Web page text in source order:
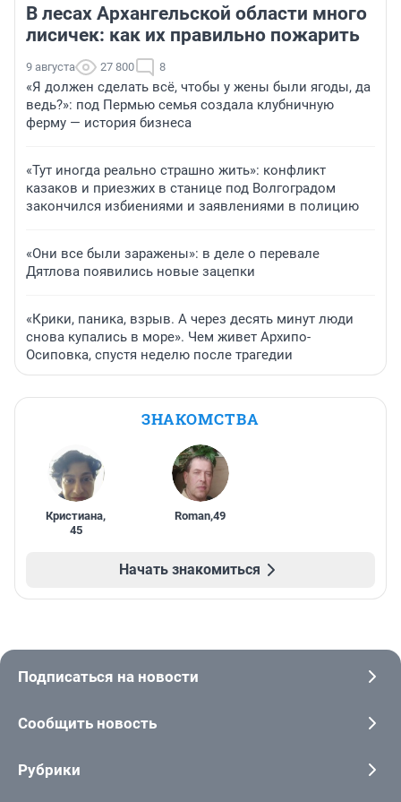
В лесах Архангельской области много
лисичек: как их правильно пожарить
9 августа 27 800 8
«Я должен сделать всё, чтобы у жены были ягоды, да
ведь?»: под Пермью семья создала клубничную
ферму — история бизнеса
«Тут иногда реально страшно жить»: конфликт
казаков и приезжих в станице под Волгоградом
закончился избиениями и заявлениями в полицию
«Они все были заражены»: в деле о перевале
Дятлова появились новые зацепки
«Крики, паника, взрыв. А через десять минут люди
снова купались в море». Чем живет Архипо-
Осиповка, спустя неделю после трагедии
ЗНАКОМСТВА
Кристиана,
45
Roman,49
Начать знакомиться
Подписаться на новости
Сообщить новость
Рубрики